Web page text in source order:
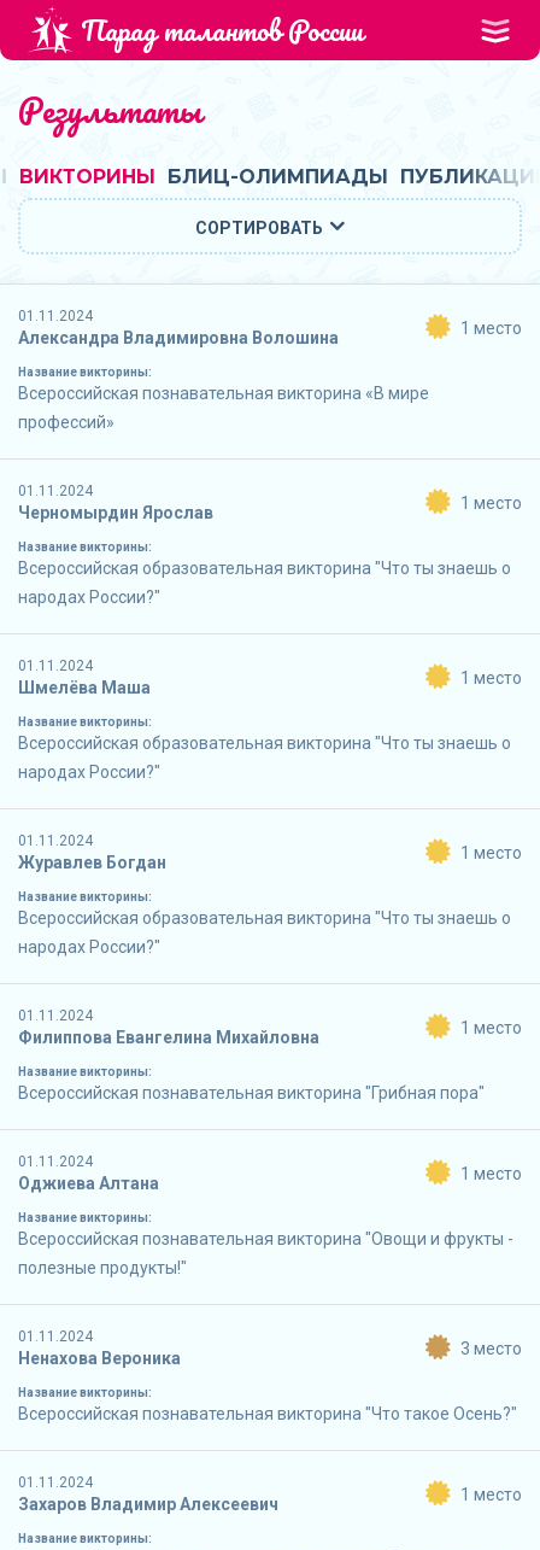
Парад талантов России
Результаты
ВИКТОРИНЫ БЛИЦ-ОЛИМПИАДЫ
СОРТИРОВАТЬ
01.11.2024
Александра Владимировна Волошина
Название викторины:
Всероссийская познавательная викторина «В мире
профессий»
1 место
01.11.2024
Черномырдин Ярослав
Название викторины:
Всероссийская образовательная викторина "Что ты знаешь о
народах России?"
1 место
01.11.2024
Шмелёва Маша
Название викторины:
Всероссийская образовательная викторина "Что ты знаешь о
народах России?"
1 место
01.11.2024
Журавлев Богдан
Название викторины:
Всероссийская образовательная викторина "Что ты знаешь о
народах России?"
1 место
01.11.2024
Филиппова Евангелина Михайловна
Название викторины:
Всероссийская познавательная викторина "Грибная пора"
1 место
01.11.2024
Оджиева Алтана
Название викторины:
Всероссийская познавательная викторина "Овощи и фрукты -
полезные продукты!"
1 место
01.11.2024
Ненахова Вероника
Название викторины:
Всероссийская познавательная викторина "Что такое Осень?"
3 место
01.11.2024
Захаров Владимир Алексеевич
Название викторины:
1 место